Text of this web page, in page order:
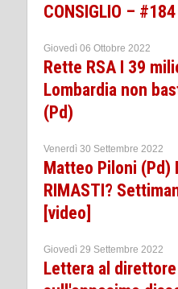
CONSIGLIO –
Giovedì 06 Ottobre 2022
Rette RSA I 39
Lombardia non
(Pd)
Venerdì 30 Settembre 2022
Matteo Piloni (Pd)
RIMASTI?
[video]
Giovedì 29 Settembre 2022
Lettera al